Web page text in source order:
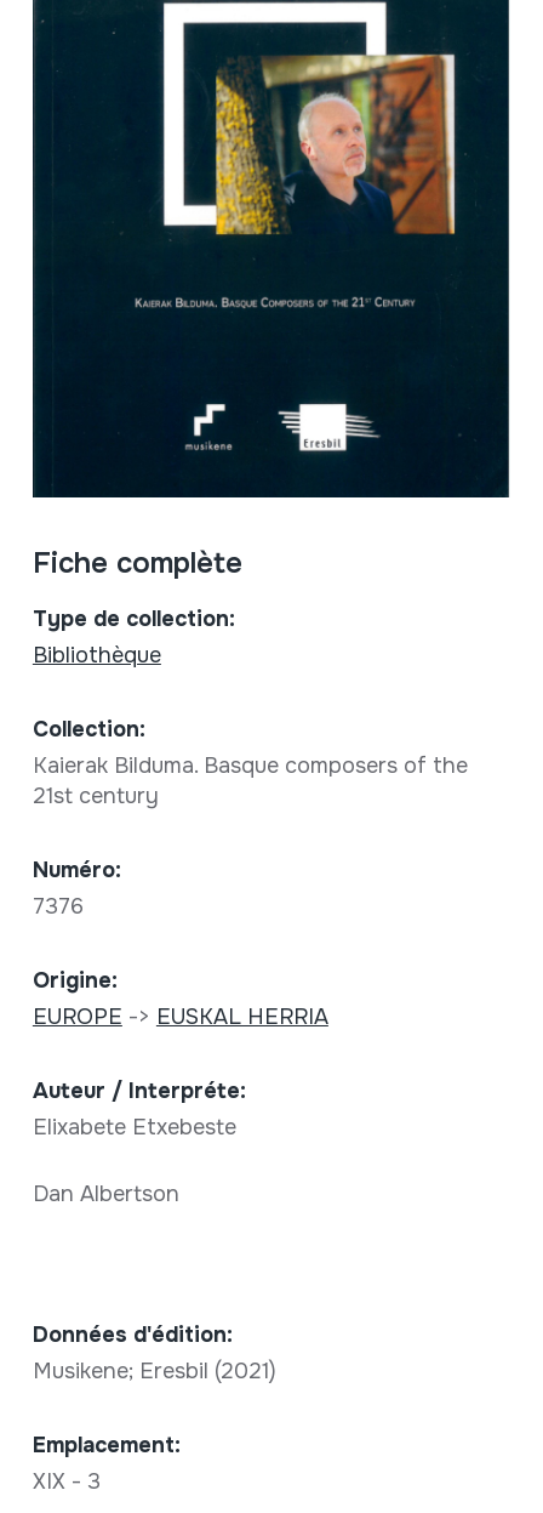
Fiche complète
Type de collection:
Bibliothèque
Collection:
Kaierak Bilduma. Basque composers of the
21st century
Numéro:
7376
Origine:
EUROPE -> EUSKAL HERRIA
Auteur / Interpréte:
Elixabete Etxebeste
Dan Albertson
Données d'édition:
Musikene; Eresbil (2021)
Emplacement:
XIX - 3